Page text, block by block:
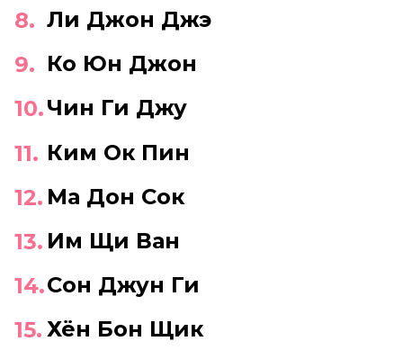
Ли Джон Джэ
Ко Юн Джон
Чин Ги Джу
Ким Ок Пин
Ма Дон Сок
Им Щи Ван
Сон Джун Ги
Хён Бон Щик